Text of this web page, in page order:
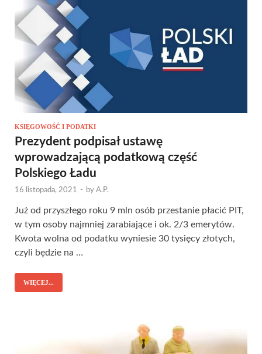
KSIĘGOWOŚĆ I PODATKI
Prezydent podpisał ustawę
wprowadzającą podatkową część
Polskiego Ładu
16 listopada, 2021 - by A.P.
Już od przyszłego roku 9 mln osób przestanie płacić PIT,
w tym osoby najmniej zarabiające i ok. 2/3 emerytów.
Kwota wolna od podatku wyniesie 30 tysięcy złotych,
czyli będzie na …
WIĘCEJ...